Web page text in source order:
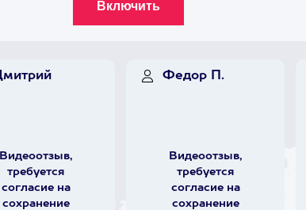
Видеоотзыв,
требуется
согласие на
сохранение
Федор П.
Видеоотзыв,
требуется
согласие на
сохранение